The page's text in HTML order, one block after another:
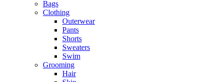
Bags
Clothing
Outerwear
Pants
Shorts
Sweaters
Swim
Grooming
Hair